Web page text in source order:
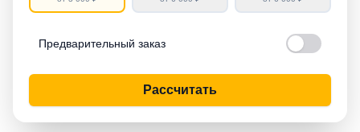
Предварительный заказ
Рассчитать